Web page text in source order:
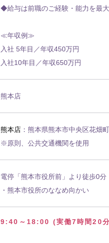
◆給与は前職のご経験・能力を最
≪年収例≫
入社 5年目／年収450万円
入社10年目／年収650万円
熊本店
熊本店 ：熊本県熊本市中央区花
※原則、公共交通機関を使用
電停「熊本市役所前」より徒歩0分
・熊本市役所のななめ向かい
9:40～18:00 (実働7時間20